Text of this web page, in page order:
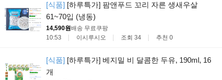
[식품] [하루특가] 팜앤푸드 꼬리 자른 생새우살
61~70입 (냉동)
14,590원배송 무료쿠팡
10:53
이시루시오 조회 34 추천 0
[식품] [하루특가] 베지밀 비 달콤한 두유, 190ml, 16
개